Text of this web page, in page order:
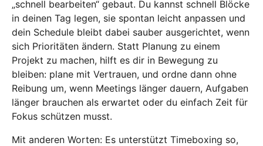
„schnell bearbeiten“ gebaut. Du kannst schnell Blöcke
in deinen Tag legen, sie spontan leicht anpassen und
dein Schedule bleibt dabei sauber ausgerichtet, wenn
sich Prioritäten ändern. Statt Planung zu einem
Projekt zu machen, hilft es dir in Bewegung zu
bleiben: plane mit Vertrauen, und ordne dann ohne
Reibung um, wenn Meetings länger dauern, Aufgaben
länger brauchen als erwartet oder du einfach Zeit für
Fokus schützen musst.
Mit anderen Worten: Es unterstützt Timeboxing so,